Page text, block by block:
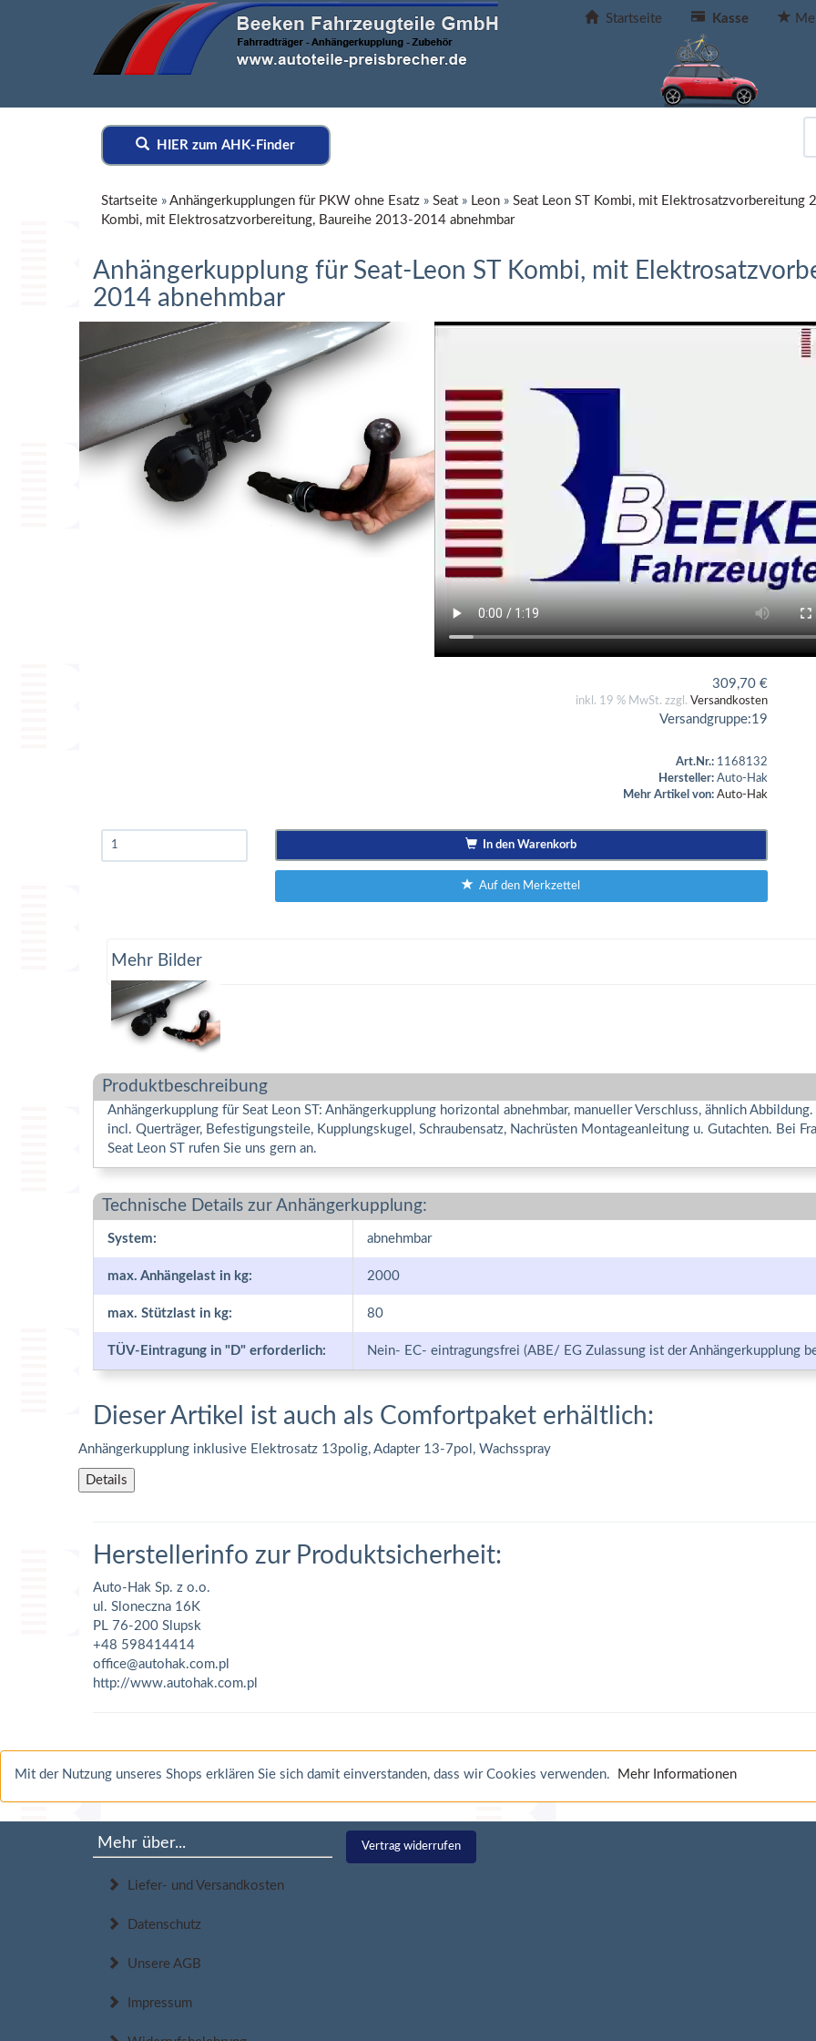
Startseite Kasse
HIER zum AHK-Finder
Startseite » Anhängerkupplungen für PKW ohne Esatz » Seat » Leon » Seat Leon ST Kombi, mit Elektrosatzvorbereitung
Kombi, mit Elektrosatzvorbereitung, Baureihe 2013-2014 abnehmbar
Anhängerkupplung für Seat-Leon ST Kombi, mit
2014 abnehmbar
309,70 €
inkl. 19 % MwSt. zzgl. Versandkosten
Versandgruppe:19
Art.Nr.: 1168132
Hersteller: Auto-Hak
Mehr Artikel von: Auto-Hak
In den Warenkorb
Auf den Merkzettel
Mehr Bilder
Produktbeschreibung
Anhängerkupplung für Seat Leon ST: Anhängerkupplung horizontal abnehmbar, manueller Verschluss, ähnlich
incl. Querträger, Befestigungsteile, Kupplungskugel, Schraubensatz, Nachrüsten Montageanleitung u. Gutachten. Bei
Seat Leon ST rufen Sie uns gern an.
Technische Details zur Anhängerkupplung:
System: abnehmbar
max. Anhängelast in kg: 2000
max. Stützlast in kg: 80
TÜV-Eintragung in "D" erforderlich: Nein- EC- eintragungsfrei (ABE/ EG Zulassung ist der Anhängerkupplung
Dieser Artikel ist auch als Comfortpaket erhältlich:
Anhängerkupplung inklusive Elektrosatz 13polig, Adapter 13-7pol, Wachsspray
Details
Herstellerinfo zur Produktsicherheit:
Auto-Hak Sp. z o.o.
ul. Sloneczna 16K
PL 76-200 Slupsk
+48 598414414
office@autohak.com.pl
http://www.autohak.com.pl
Mit der Nutzung unseres Shops erklären Sie sich damit einverstanden, dass wir Cookies verwenden. Mehr Informationen
Mehr über...
Liefer- und Versandkosten
Datenschutz
Unsere AGB
Impressum
Vertrag widerrufen